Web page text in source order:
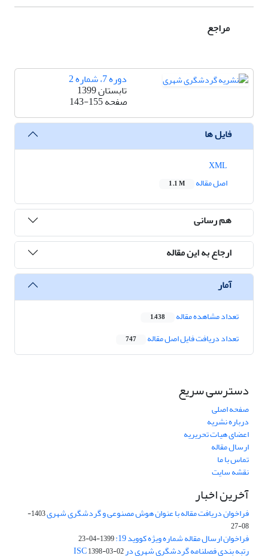
مراجع
دوره 7، شماره 2
تابستان 1399
صفحه143-155
فایل ها
اصل مقاله
1.1 M
هم رسانی
ارجاع به این مقاله
آمار
تعداد مشاهده مقاله 1,438
تعداد دریافت فایل اصل مقاله 747
دسترسی سریع
صفحه اصلی
درباره نشریه
اعضای هیات تحریریه
ارسال مقاله
تماس با ما
نقشه سایت
آخرین اخبار
فراخوان دریافت مقاله با عنوان هوش مصنوعی و گردشگری شهری
1403-
08-27
فراخوان ارسال مقاله شماره ویژه کووید 19: 1399-04-23
رتبه بندی فصلنامه گردشگری شهری در ISC1398-03-02